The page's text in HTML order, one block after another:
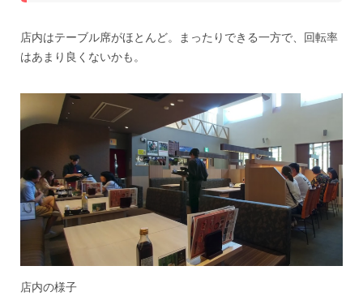
店内はテーブル席がほとんど。まったりできる一方で、回転率
はあまり良くないかも。
店内の様子